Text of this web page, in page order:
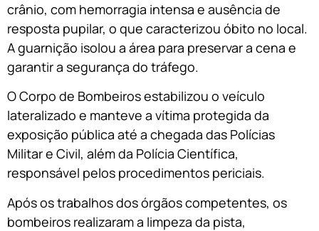
crânio, com hemorragia intensa e ausência de
resposta pupilar, o que caracterizou óbito no local.
A guarnição isolou a área para preservar a cena e
garantir a segurança do tráfego.
O Corpo de Bombeiros estabilizou o veículo
lateralizado e manteve a vítima protegida da
exposição pública até a chegada das Polícias
Militar e Civil, além da Polícia Científica,
responsável pelos procedimentos periciais.
Após os trabalhos dos órgãos competentes, os
bombeiros realizaram a limpeza da pista,